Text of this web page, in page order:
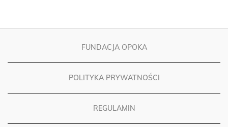
FUNDACJA OPOKA
POLITYKA PRYWATNOŚCI
REGULAMIN